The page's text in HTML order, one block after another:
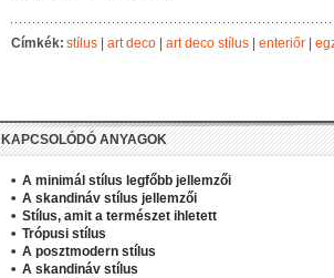
Címkék:stílus art deco art deco stílus enteriőr
KAPCSOLÓDÓ ANYAGOK
A minimál stílus legfőbb jellemzői
A skandináv stílus jellemzői
Stílus, amit a természet ihletett
Trópusi stílus
A posztmodern stílus
A skandináv stílus